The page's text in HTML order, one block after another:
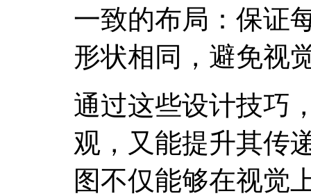
一致的布局：保证
形状相同，避免视
通过这些设计技巧
观，又能提升其传
图不仅能够在视觉